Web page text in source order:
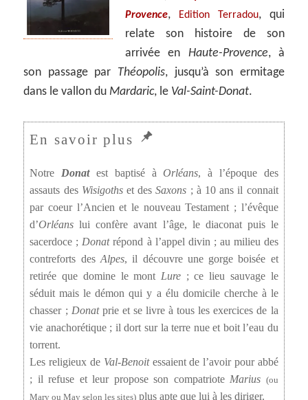
Provence, Edition Terradou, qui
relate son histoire de son
arrivée en Haute-Provence, à
son passage par Théopolis, jusqu’à son ermitage
dans le vallon du Mardaric, le Val-Saint-Donat.
Notre Donat est baptisé àOrléans, à l’époque des
assauts des Wisigothset desSaxons ; à 10 ans il connait
par coeur l’Ancien et le nouveau Testament ; l’évêque
d’Orléans lui confère avant l’âge, le diaconat puis le
sacerdoce ; Donatrépond à l’appel divin ; au milieu des
contreforts des Alpes, il découvre une gorge boisée et
retirée que domine le mont Lure ; ce lieu sauvage le
séduit mais le démon qui y a élu domicile cherche à le
chasser ; Donat prie et se livre à tous les exercices de la
vie anachorétique ; il dort sur la terre nue et boit l’eau du
torrent.
Les religieux de Val-Benoitessaient de l’avoir pour abbé
; il refuse et leur propose son compatriote Marius (ou
Mary ou May selon les sites) plus apte que lui à les diriger.